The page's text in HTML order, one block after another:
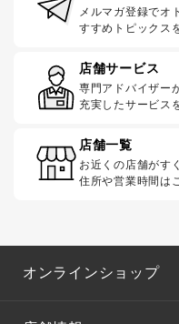
メルマガ登録でオ
すすめトピックス
店舗サービス
専門アドバイザー
充実したサービス
店舗一覧
お近くの店舗がす
住所や営業時間は
オンラインショップ